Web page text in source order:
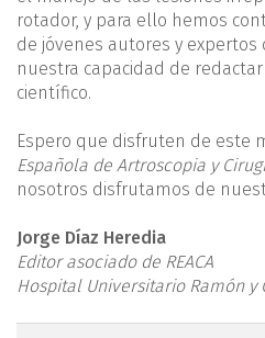
rotador, y para ello hemos
de jóvenes autores y expertos
nuestra capacidad de
científico.
Espero que disfruten de este
Española de Artroscopia y
nosotros disfrutamos de
Jorge Díaz Heredia
Editor asociado de REACA
Hospital Universitario Ramón y